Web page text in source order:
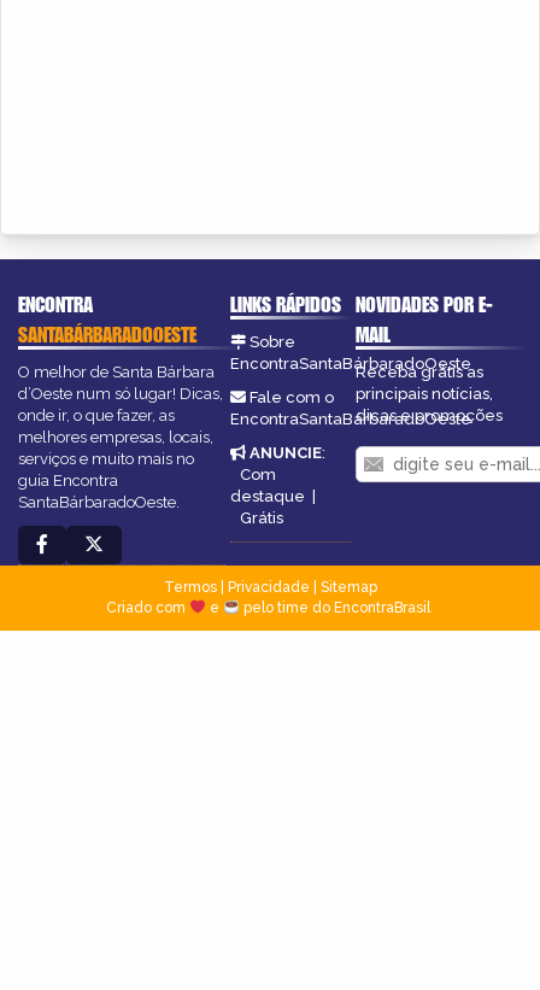
ENCONTRA
SANTABÁRBARADOOESTE
O melhor de Santa Bárbara
d’Oeste num só lugar! Dicas,
onde ir, o que fazer, as
melhores empresas, locais,
serviços e muito mais no
guia Encontra
SantaBárbaradoOeste.
LINKS RÁPIDOS
Sobre
EncontraSantaBárbaradoOeste
Fale com o
EncontraSantaBárbaradoOeste
ANUNCIE:
Com
destaque |
Grátis
NOVIDADES POR E-
MAIL
Receba grátis as
principais notícias,
dicas e promoções
Termos| Privacidade
Sitemap
Criado com
e pelo time do EncontraBrasil